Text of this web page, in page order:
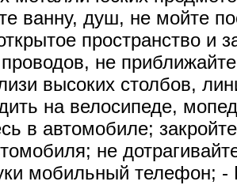
ванну, душ, не мойте
пространство
не
высоких столбов,
на велосипеде,
в автомобиле;
не
мобильный телефон; -